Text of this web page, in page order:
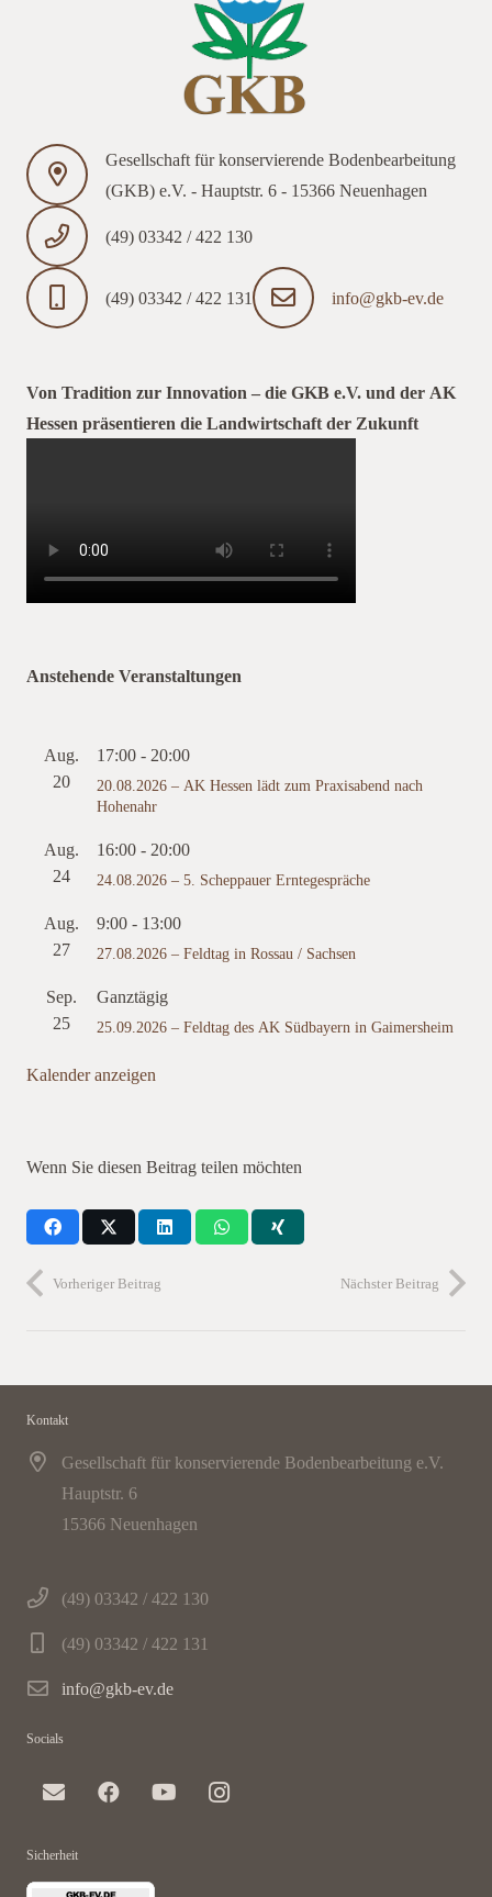
Gesellschaft für konservierende Bodenbearbeitung
(GKB) e.V. - Hauptstr. 6 - 15366 Neuenhagen
(49) 03342 / 422 130
(49) 03342 / 422 131 info@gkb-ev.de
Von Tradition zur Innovation – die GKB e.V. und der AK
Hessen präsentieren die Landwirtschaft der Zukunft
Anstehende Veranstaltungen
Aug.
20
17:00-20:00
20.08.2026 – AK Hessen lädt zum Praxisabend nach
Hohenahr
Aug.
24
16:00-20:00
24.08.2026 – 5. Scheppauer Erntegespräche
Aug.
27
9:00- 13:00
27.08.2026 – Feldtag in Rossau / Sachsen
Sep.
25
Ganztägig
25.09.2026 – Feldtag des AK Südbayern in Gaimersheim
Kalender anzeigen
Wenn Sie diesen Beitrag teilen möchten
Vorheriger Beitrag Nächster Beitrag
Kontakt
Gesellschaft für konservierende Bodenbearbeitung e.V.
Hauptstr. 6
15366 Neuenhagen
(49) 03342 / 422 130
(49) 03342 / 422 131
info@gkb-ev.de
Socials
Sicherheit